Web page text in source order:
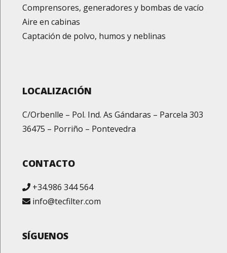
Comprensores, generadores y bombas de vacío
Aire en cabinas
Captación de polvo, humos y neblinas
LOCALIZACIÓN
C/Orbenlle – Pol. Ind. As Gándaras – Parcela 303
36475 – Porriño – Pontevedra
CONTACTO
+34.986 344 564
info@tecfilter.com
SÍGUENOS